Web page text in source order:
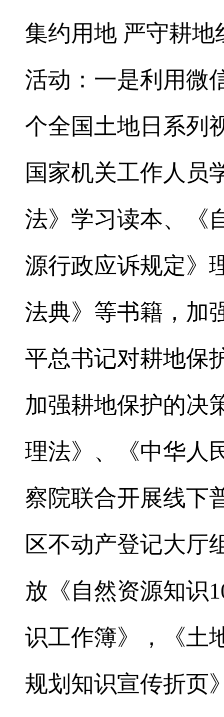
集约用地 严守耕地
活动 ：一是利用微
个全国土地日系列
国家机关工作人员
法》学习读本、《
源行政应诉规定》
法典》等书籍，加
平总书记对耕地保
加强耕地保护的决
理法》、《中华人
察院联合开展线下
区不动产登记大厅
放《自然资源知识
识工作簿》，《土
规划知识宣传折页